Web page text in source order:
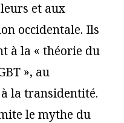
et aux
occidentale. Ils
à la « théorie du
», au
la transidentité.
le mythe du